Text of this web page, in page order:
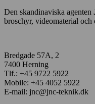
Den skandinaviska agenten
broschyr, videomaterial
Bredgade 57A, 2
7400 Herning
Tlf.: +45 9722 5922
Mobile: +45 4052 5922
E-mail: jnc@jnc-teknik.dk